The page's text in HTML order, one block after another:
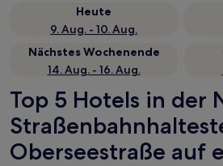
Heute
9. Aug. - 10. Aug.
Nächstes Wochenende
14. Aug. - 16. Aug.
Top 5 Hotels in der
Oberseestraße auf